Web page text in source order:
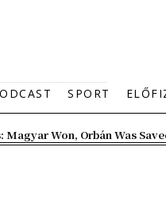
SPORT
Magyar Won, Orbán Was